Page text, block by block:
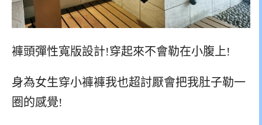
褲頭彈性寬版設計!穿起來不會勒在小腹上!
身為女生穿小褲褲我也超討厭會把我肚子勒一
圈的感覺!